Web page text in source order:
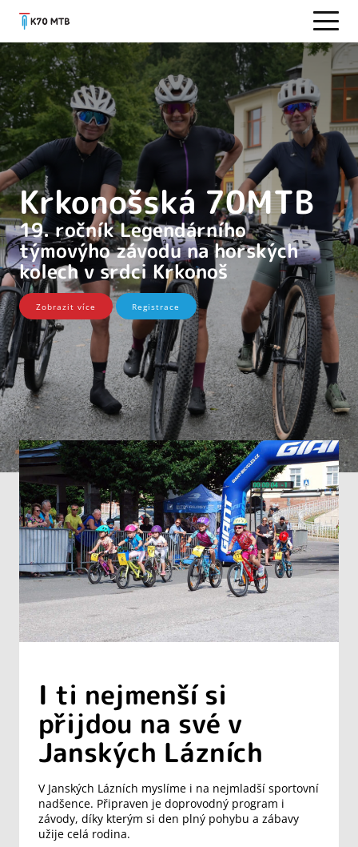
Krkonošská 70MTB
19. ročník Legendárního
týmovýho závodu na horských
kolech v srdci Krkonoš
Zobrazit více Registrace
I ti nejmenší si
přijdou na své v
Janských Lázních
V Janských Lázních myslíme i na nejmladší sportovní
nadšence. Připraven je doprovodný program i
závody, díky kterým si den plný pohybu a zábavy
užije celá rodina.